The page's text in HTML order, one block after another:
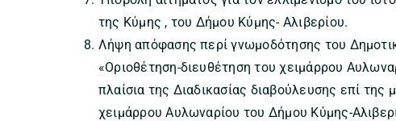
της Κύμης , του Δήμου Κύμης- Αλιβερίου.
Λήψη απόφασης περί γνωμοδότησης του
«Οριοθέτηση-διευθέτηση του χειμάρρου
πλαίσια της Διαδικασίας διαβούλευσης επί
χειμάρρου Αυλωναρίου του Δήμου Κύμης-